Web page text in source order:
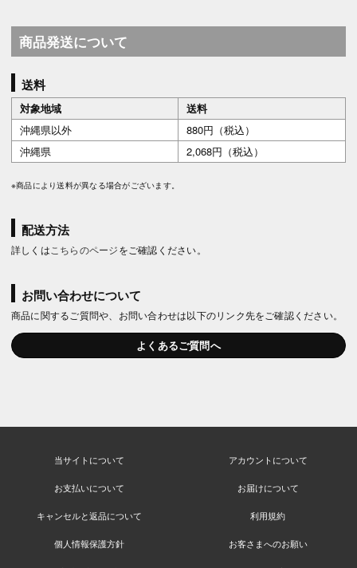
商品発送について
送料
対象地域
送料
沖縄県以外
880円（税込）
沖縄県
2,068円（税込）
※商品により送料が異なる場合がございます。
配送方法
詳しくは こちらのページをご確認ください。
お問い合わせについて
商品に関するご質問や、お問い合わせは以下のリンク先をご確認ください。
よくあるご質問へ
当サイトについて アカウントについて
お支払いについて お届けについて
キャンセルと返品について 利用規約
個人情報保護方針 お客さまへのお願い